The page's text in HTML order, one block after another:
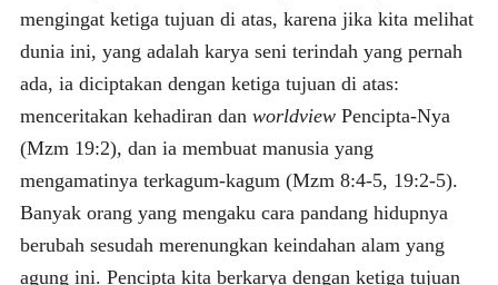
mengingat ketiga tujuan di atas, karena jika kita melihat
dunia ini, yang adalah karya seni terindah yang pernah
ada, ia diciptakan dengan ketiga tujuan di atas:
menceritakan kehadiran dan worldviewPencipta-Nya
(Mzm 19:2), dan ia membuat manusia yang
mengamatinya terkagum-kagum (Mzm 8:4-5, 19:2-5).
Banyak orang yang mengaku cara pandang hidupnya
berubah sesudah merenungkan keindahan alam yang
agung ini. Pencipta kita berkarya dengan ketiga tujuan